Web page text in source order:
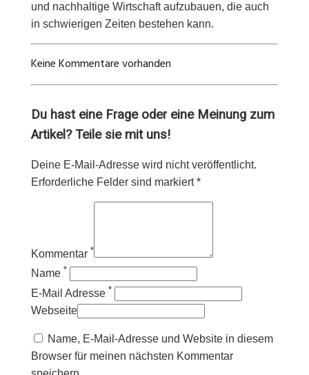
und nachhaltige Wirtschaft aufzubauen, die auch
in schwierigen Zeiten bestehen kann.
Keine Kommentare vorhanden
Du hast eine Frage oder eine Meinung zum
Artikel? Teile sie mit uns!
Deine E-Mail-Adresse wird nicht veröffentlicht.
Erforderliche Felder sind markiert *
Kommentar *
Name *
E-Mail Adresse *
Webseite
Name, E-Mail-Adresse und Website in diesem
Browser für meinen nächsten Kommentar